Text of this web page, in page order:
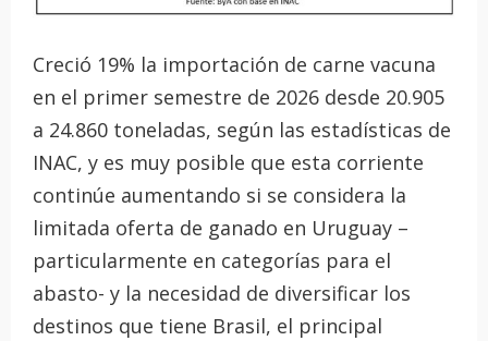
Creció 19% la importación de carne vacuna
en el primer semestre de 2026 desde 20.905
a 24.860 toneladas, según las estadísticas de
INAC, y es muy posible que esta corriente
continúe aumentando si se considera la
limitada oferta de ganado en Uruguay –
particularmente en categorías para el
abasto- y la necesidad de diversificar los
destinos que tiene Brasil, el principal